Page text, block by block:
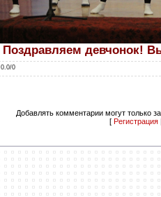
Поздравляем девчонок!
0.0/0
Добавлять комментарии могут только
[ Регистрация